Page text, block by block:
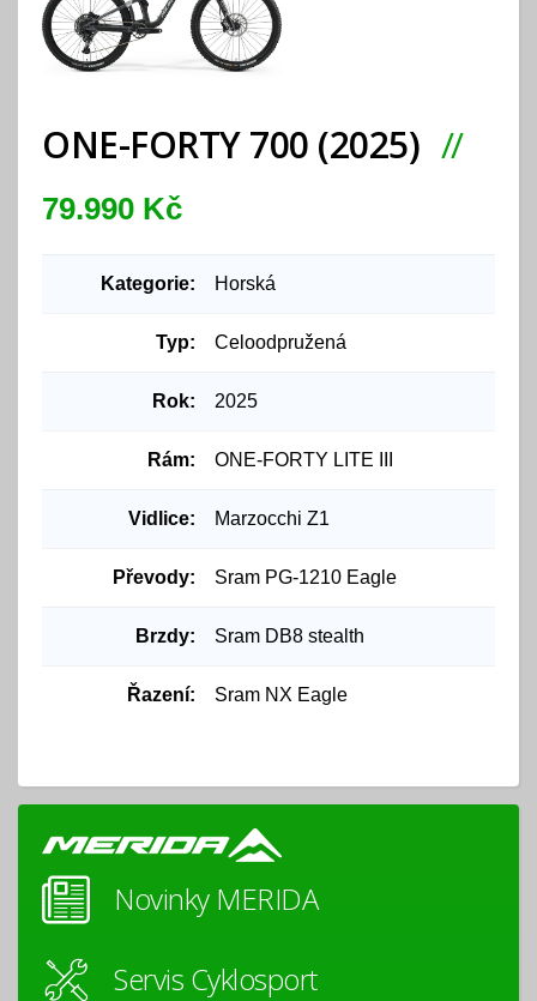
ONE-FORTY 700 (2025)
79.990 Kč
Kategorie: Horská
Typ: Celoodpružená
Rok: 2025
Rám: ONE-FORTY LITE III
Vidlice: Marzocchi Z1
Převody: Sram PG-1210 Eagle
Brzdy: Sram DB8 stealth
Řazení: Sram NX Eagle
Novinky MERIDA
Servis Cyklosport